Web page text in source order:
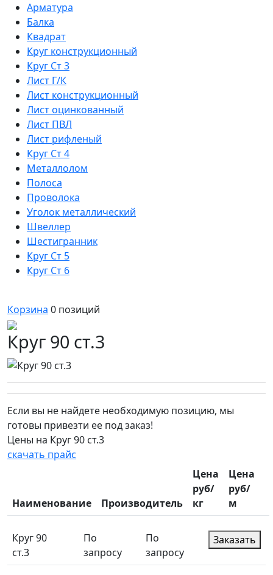
Арматура
Балка
Квадрат
Круг конструкционный
Круг Ст 3
Лист Г/К
Лист конструкционный
Лист оцинкованный
Лист ПВЛ
Лист рифленый
Круг Ст 4
Металлолом
Полоса
Проволока
Уголок металлический
Швеллер
Шестигранник
Круг Ст 5
Круг Ст 6
Корзина 0 позиций
Круг 90 ст.3
Если вы не найдете необходимую позицию, мы
готовы привезти ее под заказ!
Цены на Круг 90 ст.3
скачать прайс
Наименование Производитель
Цена
руб/
кг
Цена
руб/
м
Круг 90
ст.3
По
запросу
По
запросу
Заказать